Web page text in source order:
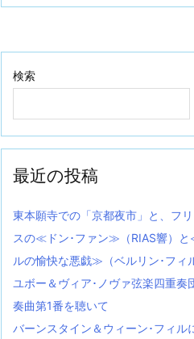
検索
最近の投稿
東本願寺での「京都夜市」と、フ
スの≪ドン･ファン≫（RIAS響）
ルの愉快な悪戯≫（ベルリン･フィ
ユボー＆ヴィア･ノヴァ弦楽四重
奏曲第1番を聴いて
バーンスタイン＆ウィーン･フィル